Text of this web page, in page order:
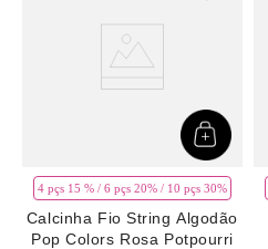
4 pçs 15 % / 6 pçs 20% / 10 pçs 30%
Calcinha Fio String Algodão
Pop Colors Rosa Potpourri